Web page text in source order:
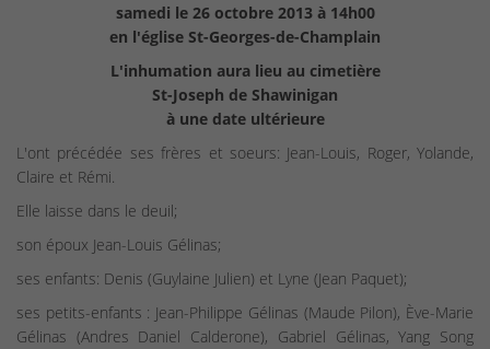
samedi le 26 octobre 2013 à 14h00
en l'église St-Georges-de-Champlain
L'inhumation aura lieu au cimetière
St-Joseph de Shawinigan
à une date ultérieure
L'ont précédée ses frères et soeurs: Jean-Louis, Roger, Yolande,
Claire et Rémi.
Elle laisse dans le deuil;
son époux Jean-Louis Gélinas;
ses enfants: Denis (Guylaine Julien) et Lyne (Jean Paquet);
ses petits-enfants : Jean-Philippe Gélinas (Maude Pilon), Ève-Marie
Gélinas (Andres Daniel Calderone), Gabriel Gélinas, Yang Song